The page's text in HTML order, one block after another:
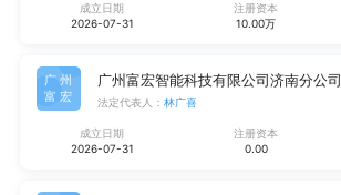
成立日期
2026-07-31
注册资本
10.00万
广州
富宏
广州富宏智能科技有限公司济南分公司
法定代表人： 林广喜
成立日期
2026-07-31
注册资本
0.00